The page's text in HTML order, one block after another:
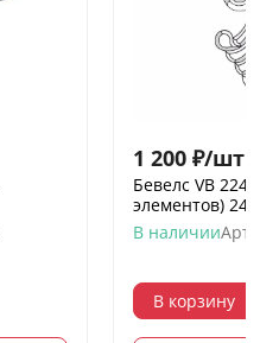
1 200 ₽/шт.
Бевелс VB 224 /
элементов) 240
В наличии
В корзину